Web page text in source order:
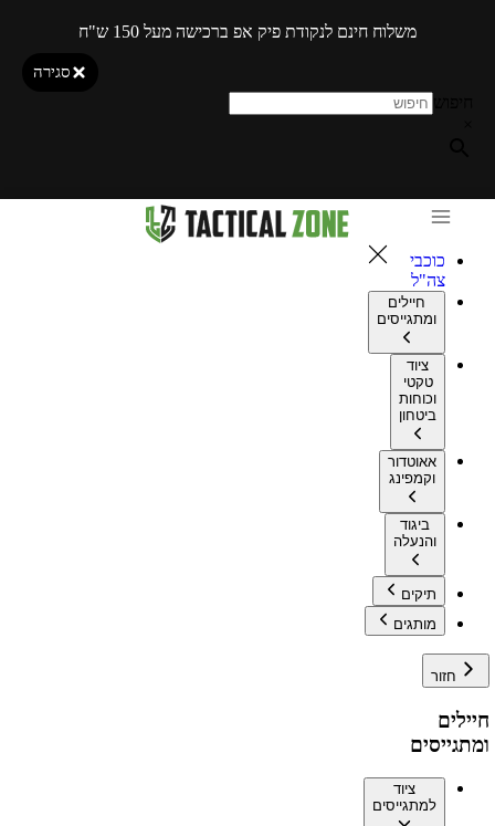
משלוח חינם לנקודת פיק אפ ברכישה מעל 150 ש"ח
סגירה
כוכבי
צה"ל
חיילים
ומתגייסים
ציוד
טקטי
וכוחות
ביטחון
אאוטדור
וקמפינג
ביגוד
והנעלה
תיקים
מותגים
חזור
חיילים
ומתגייסים
ציוד
למתגייסים